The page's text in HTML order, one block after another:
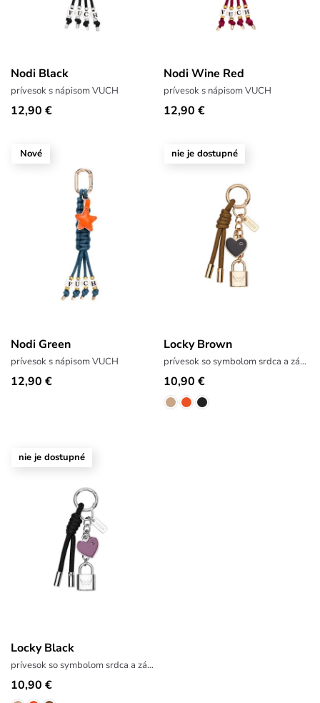
Nodi Black
prívesok s nápisom VUCH
12,90 €
Nodi Wine Red
prívesok s nápisom VUCH
12,90 €
Nové
Nodi Green
prívesok s nápisom VUCH
12,90 €
nie je dostupné
Locky Brown
prívesok so symbolom srdca a zámku
10,90 €
nie je dostupné
Locky Black
prívesok so symbolom srdca a zámku
10,90 €